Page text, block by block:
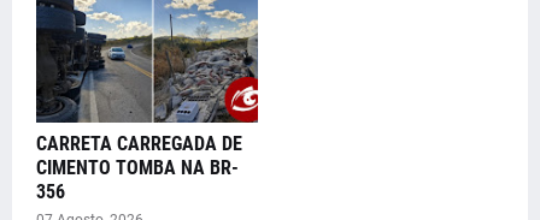
CARRETA CARREGADA DE
CIMENTO TOMBA NA BR-
356